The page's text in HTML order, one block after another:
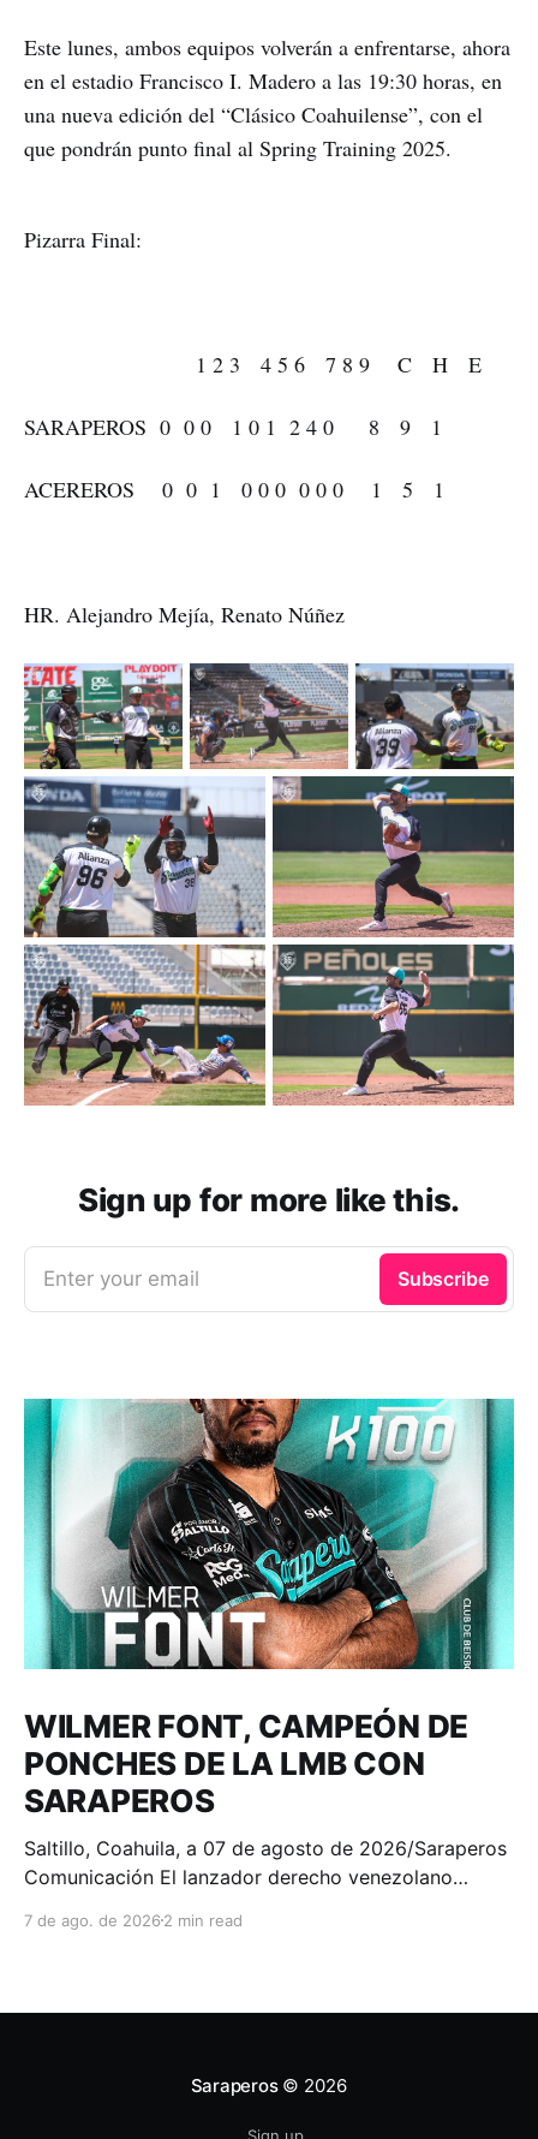
Este lunes, ambos equipos volverán a enfrentarse, ahora
en el estadio Francisco I. Madero a las 19:30 horas, en
una nueva edición del “Clásico Coahuilense”, con el
que pondrán punto final al Spring Training 2025.
Pizarra Final:
1 2 3 4 5 6 7 8 9 C H E
SARAPEROS 0 0 0 1 0 1 2 4 0 8 9 1
ACEREROS 0 0 1 0 0 0 0 0 0 1 5 1
HR. Alejandro Mejía, Renato Núñez
Sign up for more like this.
Enter your email Subscribe
WILMER FONT, CAMPEÓN DE
PONCHES DE LA LMB CON
SARAPEROS
Saltillo, Coahuila, a 07 de agosto de 2026/Saraperos
Comunicación El lanzador derecho venezolano
ponches de la Liga Mexicana de Beisbol Banorte, al
la historia de los Saraperos
7 de ago. de 2026 2 min read
Saraperos© 2026